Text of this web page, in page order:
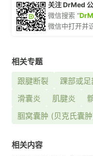
关注 DrMed
微信搜索 “
微信中打开并
相关专题
跟腱断裂
踝部或
滑囊炎
肌腱炎
腘窝囊肿 (贝克氏囊
相关内容